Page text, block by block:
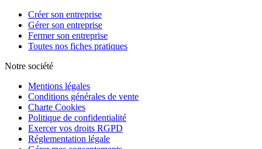
Créer son entreprise
Gérer son entreprise
Fermer son entreprise
Toutes nos fiches pratiques
Notre société
Mentions légales
Conditions générales de vente
Charte Cookies
Politique de confidentialité
Exercer vos droits RGPD
Réglementation légale